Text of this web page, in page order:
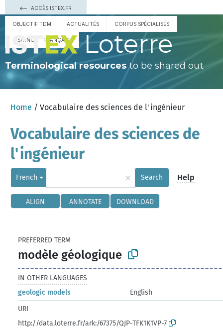
ACCÈS ISTEX.FR
OBJECTIF TDM ACTUALITÉS CORPUS SPÉCIALISÉS
ESPAÑOL FRANÇAIS Loterre
Terminological resourcesto be shared out
Home / Vocabulaire des sciences de l'ingénieur
Vocabulaire des sciences de
l'ingénieur
French × Search Help
ALIGN ANNOTATE DOWNLOAD
PREFERRED TERM
modèle géologique
IN OTHER LANGUAGES
geologic models
English
URI
http://data.loterre.fr/ark:/67375/QJP-TFK1K1VP-7